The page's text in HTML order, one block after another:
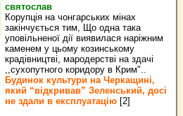
святослав
Корупція на чонгарських мінах
закінчується тим, Що одна така
уповільненої дії виявилася наріжним
каменем у цьому козинському
крадівництві, мародерстві на здачі
,,сухопутного коридору в Крим"..
Будинок культури на Черкащині,
який “відкривав” Зеленський, досі
не здали в експлуатацію [2]